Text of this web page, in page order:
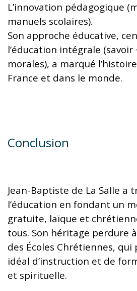
L’innovation pédagogique
manuels scolaires).
Son approche éducative,
l’éducation intégrale (savoir
morales), a marqué
France et dans le monde.
Conclusion
Jean-Baptiste de La Salle a
l’éducation en fondant un
gratuite, laïque et
tous. Son héritage perdure
des Écoles Chrétiennes,
idéal d’instruction et de
et spirituelle.